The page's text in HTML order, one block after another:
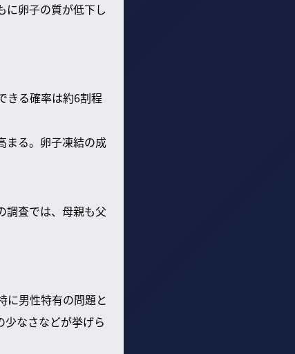
に卵子の質が低下し
きる確率は約6割程
まる。卵子凍結の成
調査では、母親も父
に男性特有の問題と
少なさなどが挙げら